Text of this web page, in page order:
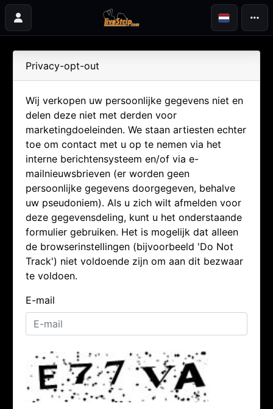
Privacy-opt-out
Wij verkopen uw persoonlijke gegevens niet en
delen deze niet met derden voor
marketingdoeleinden. We staan artiesten echter
toe om contact met u op te nemen via het
interne berichtensysteem en/of via e-
mailnieuwsbrieven (er worden geen
persoonlijke gegevens doorgegeven, behalve
uw pseudoniem). Als u zich wilt afmelden voor
deze gegevensdeling, kunt u het onderstaande
formulier gebruiken. Het is mogelijk dat alleen
de browserinstellingen (bijvoorbeeld 'Do Not
Track') niet voldoende zijn om aan dit bezwaar
te voldoen.
E-mail